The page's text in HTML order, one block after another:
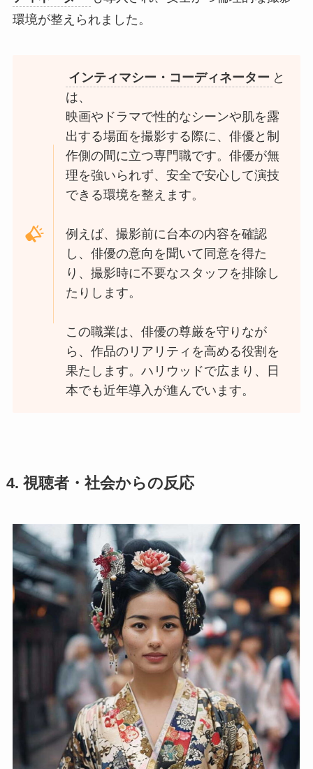
環境が整えられました。
インティマシー・コーディネーター と
は、
映画やドラマで性的なシーンや肌を露
出する場面を撮影する際に、俳優と制
作側の間に立つ専門職です。俳優が無
理を強いられず、安全で安心して演技
できる環境を整えます。
例えば、撮影前に台本の内容を確認
し、俳優の意向を聞いて同意を得た
り、撮影時に不要なスタッフを排除し
たりします。
この職業は、俳優の尊厳を守りなが
ら、作品のリアリティを高める役割を
果たします。ハリウッドで広まり、日
本でも近年導入が進んでいます。
4. 視聴者・社会からの反応